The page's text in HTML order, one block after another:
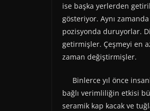
ise başka yerlerden
gösteriyor. Aynı
pozisyonda duruyorlar.
getirmişler. Çeşmeyi en
zaman değiştirmişler.
Binlerce yıl önce
bağlı verimliliğin etkisi
seramik kap kacak ve